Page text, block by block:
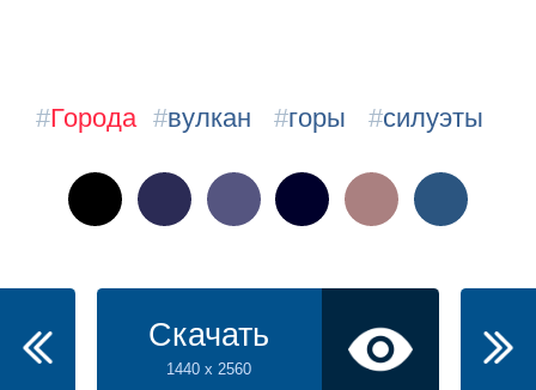
#Города #вулкан #горы #силуэты
Скачать
1440 x 2560